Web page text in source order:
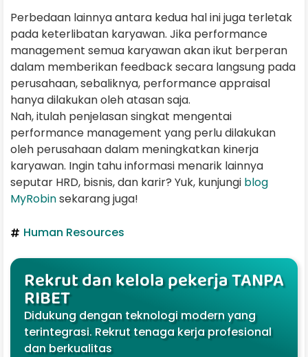
Perbedaan lainnya antara kedua hal ini juga terletak
pada keterlibatan karyawan. Jika performance
management semua karyawan akan ikut berperan
dalam memberikan feedback secara langsung pada
perusahaan, sebaliknya, performance appraisal
hanya dilakukan oleh atasan saja.
Nah, itulah penjelasan singkat mengentai
performance management yang perlu dilakukan
oleh perusahaan dalam meningkatkan kinerja
karyawan. Ingin tahu informasi menarik lainnya
seputar HRD, bisnis, dan karir? Yuk, kunjungi blog
MyRobinsekarang juga!
Human Resources
Rekrut dan kelola pekerja TANPA
RIBET
Didukung dengan teknologi modern yang
terintegrasi. Rekrut tenaga kerja profesional
dan berkualitas